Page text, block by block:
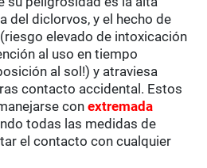
del diclorvos, y el hecho de
elevado de intoxicación
al uso en tiempo
al sol!) y atraviesa
contacto accidental. Estos
conextremada
todas las medidas de
el contacto con cualquier